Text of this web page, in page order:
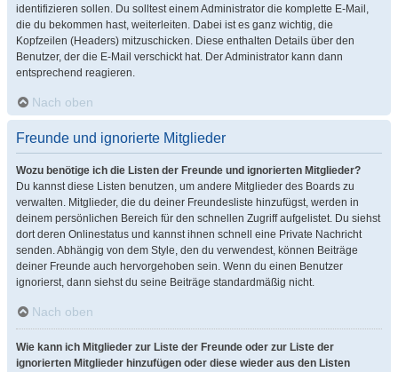
identifizieren sollen. Du solltest einem Administrator die komplette E-Mail,
die du bekommen hast, weiterleiten. Dabei ist es ganz wichtig, die
Kopfzeilen (Headers) mitzuschicken. Diese enthalten Details über den
Benutzer, der die E-Mail verschickt hat. Der Administrator kann dann
entsprechend reagieren.
Nach oben
Freunde und ignorierte Mitglieder
Wozu benötige ich die Listen der Freunde und ignorierten Mitglieder?
Du kannst diese Listen benutzen, um andere Mitglieder des Boards zu
verwalten. Mitglieder, die du deiner Freundesliste hinzufügst, werden in
deinem persönlichen Bereich für den schnellen Zugriff aufgelistet. Du siehst
dort deren Onlinestatus und kannst ihnen schnell eine Private Nachricht
senden. Abhängig von dem Style, den du verwendest, können Beiträge
deiner Freunde auch hervorgehoben sein. Wenn du einen Benutzer
ignorierst, dann siehst du seine Beiträge standardmäßig nicht.
Nach oben
Wie kann ich Mitglieder zur Liste der Freunde oder zur Liste der
ignorierten Mitglieder hinzufügen oder diese wieder aus den Listen